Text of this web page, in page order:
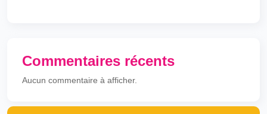
Commentaires récents
Aucun commentaire à afficher.